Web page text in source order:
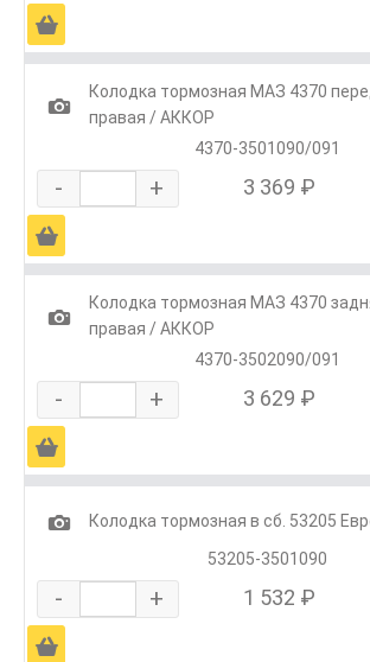
Ä
1
Колодка тормозная МАЗ 4370
правая / АККОР
4370-3501090/091
- + 3 369 ₽
Ä
1
Колодка тормозная МАЗ 4370
правая / АККОР
4370-3502090/091
- + 3 629 ₽
Ä
1
Колодка тормозная в сб. 53205
53205-3501090
- + 1 532 ₽
Ä